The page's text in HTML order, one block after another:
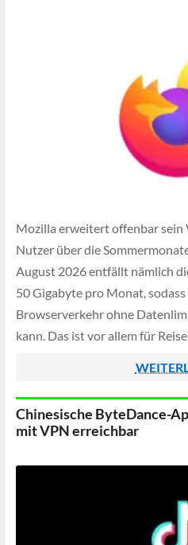
Mozilla erweitert offenbar
Nutzer über die
August 2026 entfällt nämlich
50 Gigabyte pro Monat,
Browserverkehr ohne
kann. Das ist vor allem für
zusätzlich geschützt wird.
Chinesische ByteDance-
mit VPN erreichbar